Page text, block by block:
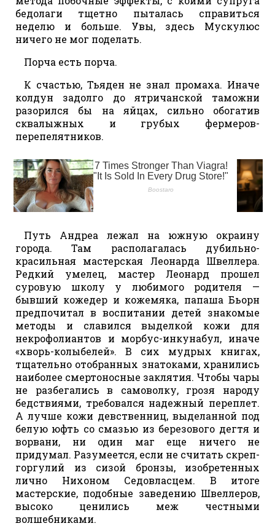
бедолаги тщетно пыталась справиться
неделю и больше. Увы, здесь Мускулюс
ничего не мог поделать.
Порча есть порча.
К счастью, Тьяден не знал промаха. Иначе
колдун задолго до ятричанской таможни
разорился бы на яйцах, сильно обогатив
сквалыжных и грубых фермеров-
перепелятников.
Путь Андреа лежал на южную окраину
города. Там располагалась дубильно-
красильная мастерская Леонарда Швеллера.
Редкий умелец, мастер Леонард прошел
суровую школу у любимого родителя —
бывший кожедер и кожемяка, папаша Бьорн
предпочитал в воспитании детей знакомые
методы и славился выделкой кожи для
некрофолиантов и морбус-инкунабул, иначе
«хворь-колыбелей». В сих мудрых книгах,
тщательно отобранных знатоками, хранились
наиболее смертоносные заклятия. Чтобы чары
не разбегались в самоволку, грозя народу
бедствиями, требовался надежный переплет.
А лучше кожи девственниц, выделанной под
белую юфть со смазью из березового дегтя и
ворвани, ни один маг еще ничего не
придумал. Разумеется, если не считать скреп-
горгулий из сизой бронзы, изобретенных
лично Нихоном Седовласцем. В итоге
мастерские, подобные заведению Швеллеров,
высоко ценились меж честными
волшебниками.